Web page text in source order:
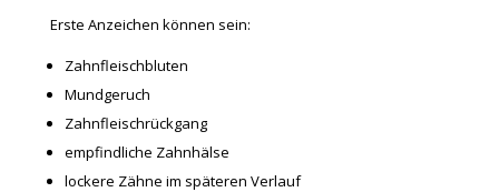
Erste Anzeichen können sein:
Zahnfleischbluten
Mundgeruch
Zahnfleischrückgang
empfindliche Zahnhälse
lockere Zähne im späteren Verlauf